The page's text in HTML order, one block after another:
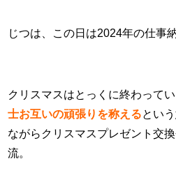
じつは、この日は2024年の仕事
クリスマスはとっくに終わって
士お互いの頑張りを称えるとい
ながらクリスマスプレゼント交
流。